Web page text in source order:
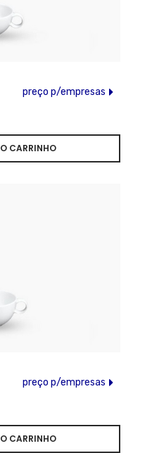
preço p/empresas
preço p/empresas